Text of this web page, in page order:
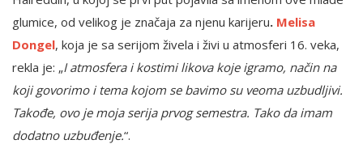
glumice, od velikog je značaja za njenu karijeru. Melisa
Dongel, koja je sa serijom živela i živi u atmosferi 16. veka,
rekla je: „I atmosfera i kostimi likova koje igramo, način na
koji govorimo i tema kojom se bavimo su veoma uzbudljivi.
Takođe, ovo je moja serija prvog semestra. Tako da imam
dodatno uzbuđenje.“.